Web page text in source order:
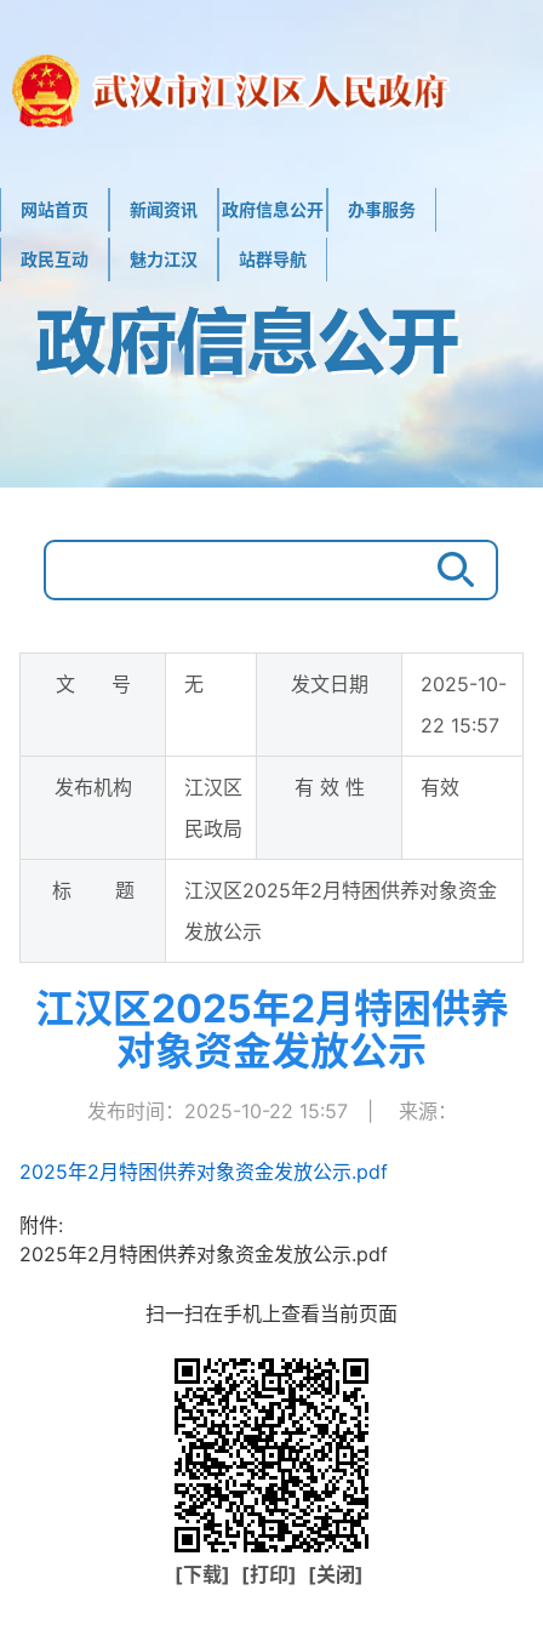
网站首页 新闻资讯 政府信息公开 办事服务
政民互动 魅力江汉 站群导航
文 号 无 发文日期
2025-10-
22 15:57
发布机构
江汉区
民政局
有 效 性 有效
标 题
江汉区2025年2月特困供养对象资金
发放公示
江汉区2025年2月特困供养
对象资金发放公示
发布时间：2025-10-22 15:57 来源：
2025年2月特困供养对象资金发放公示.pdf
附件:
2025年2月特困供养对象资金发放公示.pdf
扫一扫在手机上查看当前页面
[下载] [打印] [关闭]